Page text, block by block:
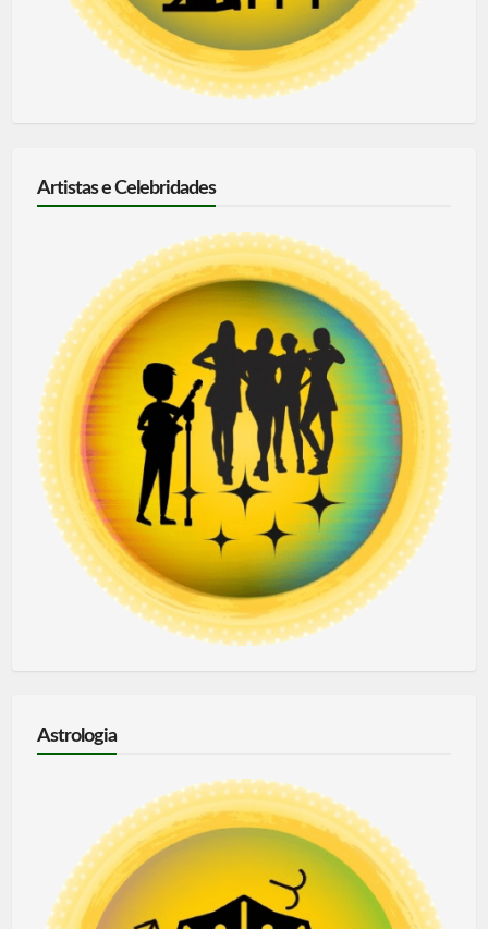
Artistas e Celebridades
Astrologia